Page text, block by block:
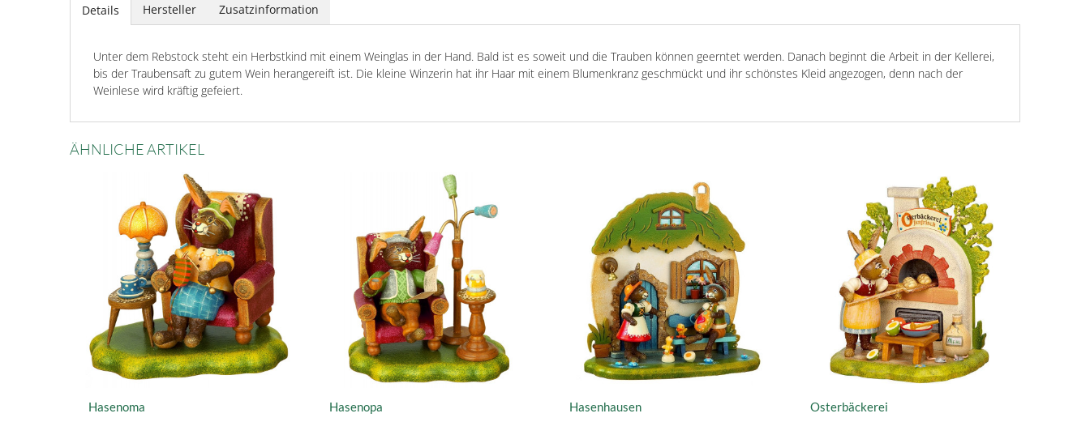
Details Hersteller Zusatzinformation
Unter dem Rebstock steht ein Herbstkind mit einem Weinglas in der Hand. Bald ist es soweit und die Trauben können geerntet werden. Danach beginnt die Arbeit in der Kellerei,
bis der Traubensaft zu gutem Wein herangereift ist. Die kleine Winzerin hat ihr Haar mit einem Blumenkranz geschmückt und ihr schönstes Kleid angezogen, denn nach der
Weinlese wird kräftig gefeiert.
ÄHNLICHE ARTIKEL
Hasenoma Hasenopa Hasenhausen Osterbäckerei